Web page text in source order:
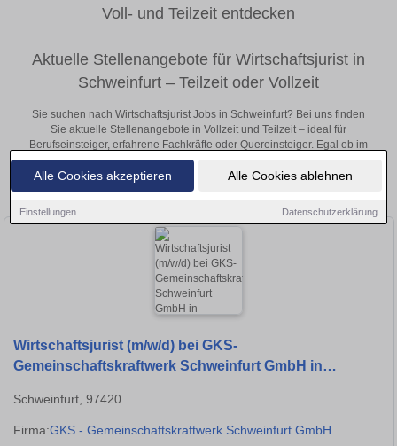
Alle Cookies akzeptieren Alle Cookies ablehnen
Einstellungen Datenschutzerklärung
Voll- und Teilzeit entdecken
Aktuelle Stellenangebote für Wirtschaftsjurist in
Schweinfurt – Teilzeit oder Vollzeit
Sie suchen nach Wirtschaftsjurist Jobs in Schweinfurt? Bei uns finden
Sie aktuelle Stellenangebote in Vollzeit und Teilzeit – ideal für
Berufseinsteiger, erfahrene Fachkräfte oder Quereinsteiger. Egal ob im
Büro, vor Ort oder remote: Entdecken Sie jetzt neue Chancen in Ihrer
Region und bewerben Sie sich direkt auf passende Wirtschaftsjurist-
Stellen in Schweinfurt!
Wirtschaftsjurist (m/w/d) bei GKS-
Gemeinschaftskraftwerk Schweinfurt GmbH in
Schweinfurt, 97420
Firma:GKS - Gemeinschaftskraftwerk Schweinfurt GmbH